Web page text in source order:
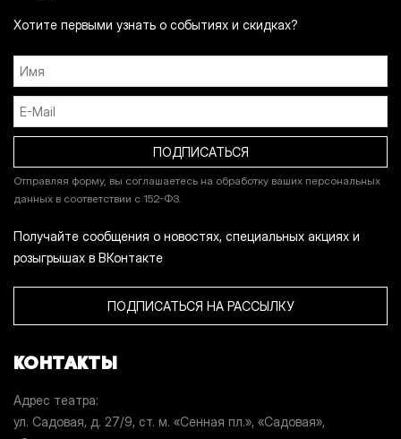
Хотите первыми узнать о событиях и скидках?
Отправляя форму, вы соглашаетесь на обработку ваших персональных
данных в соответствии с 152-ФЗ.
Получайте сообщения о новостях, специальных акциях и
розыгрышах в ВКонтакте
ПОДПИСАТЬСЯ НА РАССЫЛКУ
КОНТАКТЫ
Адрес театра
ул. Садовая, д. 27/9, ст. м. «Сенная пл.», «Садовая»,